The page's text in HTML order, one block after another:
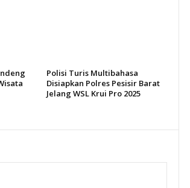
Polisi Turis Multibahasa
Disiapkan Polres Pesisir Barat
Jelang WSL Krui Pro 2025